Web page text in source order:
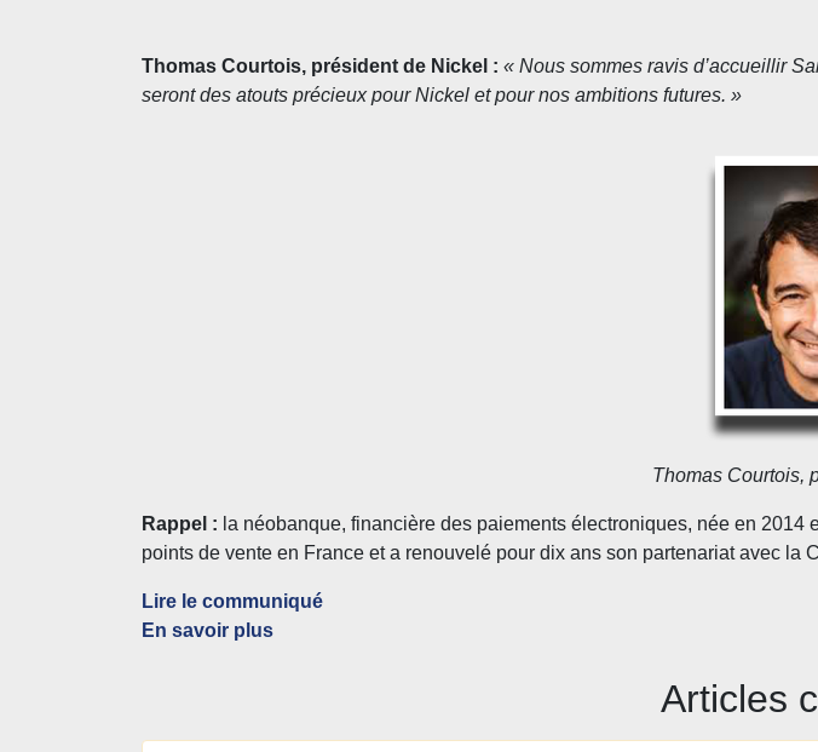
Thomas Courtois, président de Nickel : « Nous sommes ravis d’accueillir
seront des atouts précieux pour Nickel et pour nos ambitions futures. »
Thomas Courtois,
Rappel : la néobanque, financière des paiements électroniques, née en
points de vente en France et a renouvelé pour dix ans son partenariat avec
Lire le communiqué
En savoir plus
Articles